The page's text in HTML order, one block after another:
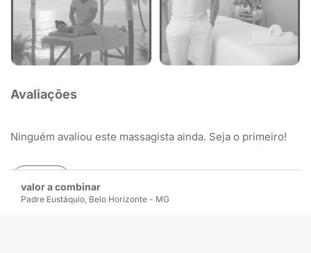
valor a combinar
Padre Eustáquio, Belo Horizonte - MG
Avaliações
Ninguém avaliou este massagista ainda. Seja o primeiro!
Avaliar